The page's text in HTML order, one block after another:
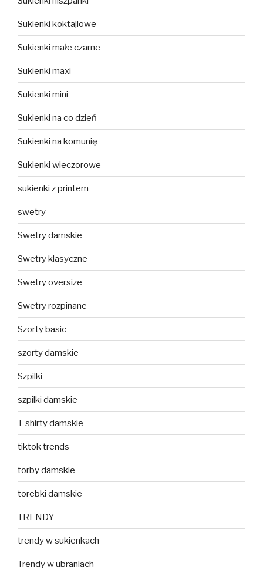
Sukienki koktajlowe
Sukienki małe czarne
Sukienki maxi
Sukienki mini
Sukienki na co dzień
Sukienki na komunię
Sukienki wieczorowe
sukienki z printem
swetry
Swetry damskie
Swetry klasyczne
Swetry oversize
Swetry rozpinane
Szorty basic
szorty damskie
Szpilki
szpilki damskie
T-shirty damskie
tiktok trends
torby damskie
torebki damskie
TRENDY
trendy w sukienkach
Trendy w ubraniach